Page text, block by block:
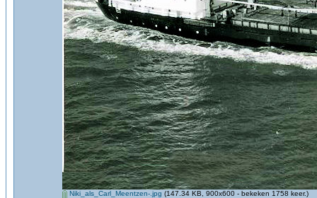
Niki_als_Carl_Meentzen-.jpg (147.34 KB, 900x600 - bekeken 1758 keer.)